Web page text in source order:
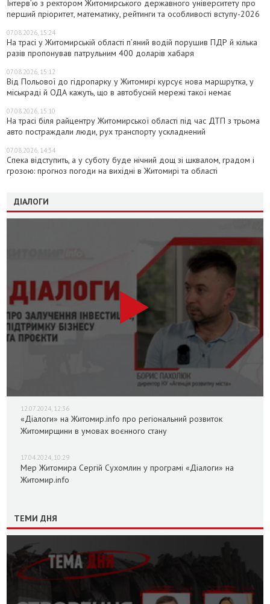
Інтерв’ю з ректором Житомирського державного університету про
перший пріоритет, математику, рейтинги та особливості вступу-2026
07.08.2026, 15:24
На трасі у Житомирській області п’яний водій порушив ПДР й кілька
разів пропонував патрульним 400 доларів хабаря
07.08.2026, 15:12
Від Польової до гідропарку у Житомирі курсує нова маршрутка, у
міськраді й ОДА кажуть, що в автобусній мережі такої немає
07.08.2026, 15:10
На трасі біля райцентру Житомирської області під час ДТП з трьома
авто постраждали люди, рух транспорту ускладнений
07.08.2026, 14:34
Спека відступить, а у суботу буде нічний дощ зі шквалом, градом і
грозою: прогноз погоди на вихідні в Житомирі та області
ДІАЛОГИ
12.07.2024, 12:36
«Діалоги» на Житомир.info про регіональний розвиток
Житомирщини в умовах воєнного стану
17.04.2024, 10:29
Мер Житомира Сергій Сухомлин у програмі «Діалоги» на
Житомир.info
ТЕМИ ДНЯ